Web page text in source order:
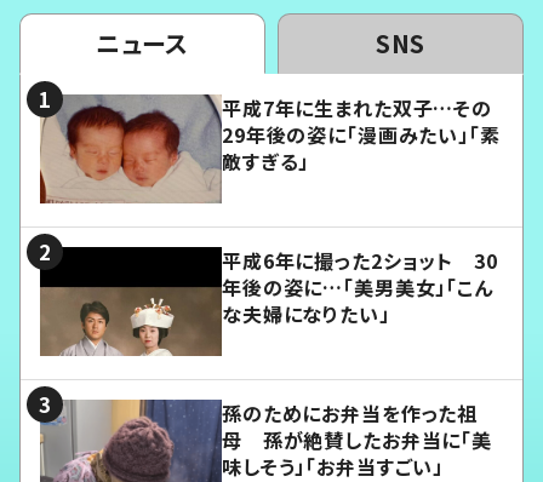
ニュース SNS
平成7年に生まれた双子…その
29年後の姿に「漫画みたい」「素
敵すぎる」
平成6年に撮った2ショット 30
年後の姿に…「美男美女」「こん
な夫婦になりたい」
孫のためにお弁当を作った祖
母 孫が絶賛したお弁当に「美
味しそう」「お弁当すごい」